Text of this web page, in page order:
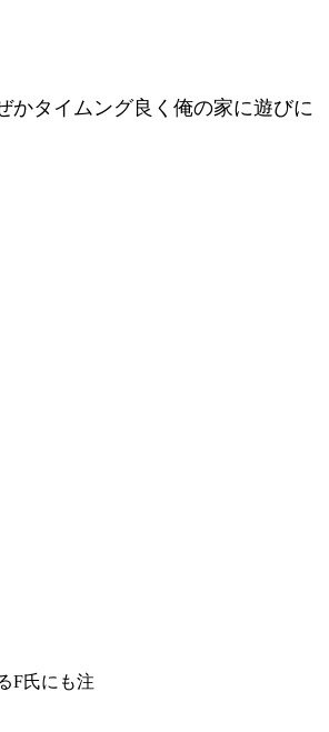
かタイムング良く俺の家に遊びに
F氏にも注